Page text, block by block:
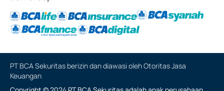
PT BCA Sekuritas berizin dan diawasi oleh Otoritas Jasa
Keuangan